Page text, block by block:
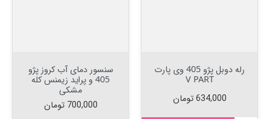
رله دوبل پژو 405 وی پارت
V PART
قیمت
634,000 تومان
سنسور دمای آب کروز پژو
405 و پراید زیمنس کله
مشکی
قیمت
700,000 تومان